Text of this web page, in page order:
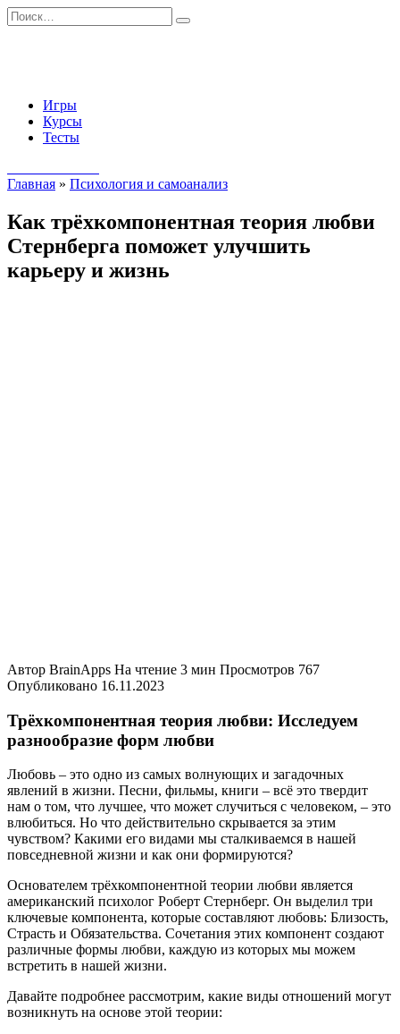
Перейти
к
Search
for:
Игры
Курсы
Тесты
Главная » Психология и самоанализ
Как трёхкомпонентная теория любви
Стернберга поможет улучшить
карьеру и жизнь
Автор BrainApps На чтение 3 мин Просмотров 767
Опубликовано 16.11.2023
Трёхкомпонентная теория любви: Исследуем
разнообразие форм любви
Любовь – это одно из самых волнующих и загадочных
явлений в жизни. Песни, фильмы, книги – всё это твердит
нам о том, что лучшее, что может случиться с человеком, – это
влюбиться. Но что действительно скрывается за этим
чувством? Какими его видами мы сталкиваемся в нашей
повседневной жизни и как они формируются?
Основателем трёхкомпонентной теории любви является
американский психолог Роберт Стернберг. Он выделил три
ключевые компонента, которые составляют любовь: Близость,
Страсть и Обязательства. Сочетания этих компонент создают
различные формы любви, каждую из которых мы можем
встретить в нашей жизни.
Давайте подробнее рассмотрим, какие виды отношений могут
возникнуть на основе этой теории: